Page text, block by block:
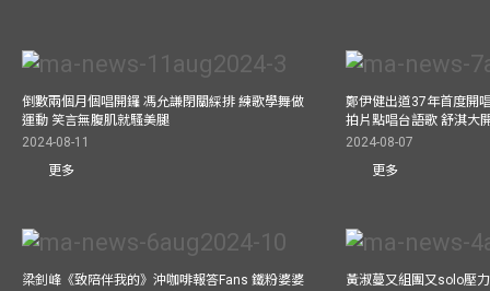
倒數兩個月個唱開鑼 馮允謙閉關綵排 練歌學舞做
運動 笑言無腹肌就騷美腿
2024-08-11
更多
鄭伊健出道37年首度開
拍片點唱台語歌 舒淇大
2024-08-07
更多
梁釗峰《致陪伴我的》沖咖啡報答Fans 鐵粉婆婆
黃淑蔓又組團又solo壓